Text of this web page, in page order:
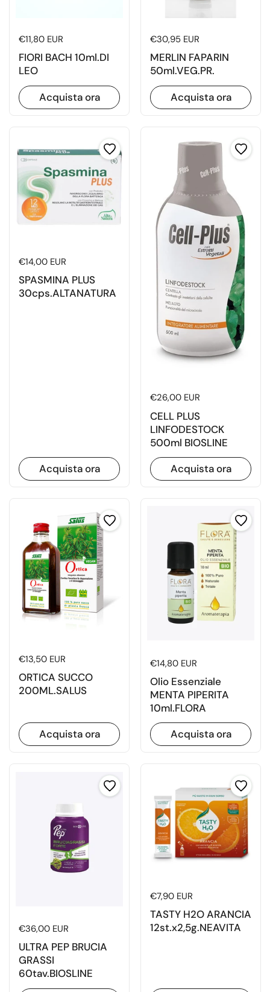
Prezzo di listino
€11,80 EUR
FIORI BACH 10ml.DI
LEO
Acquista ora
Prezzo di listino
€30,95 EUR
MERLIN FAPARIN
50ml.VEG.PR.
Acquista ora
Prezzo di listino
€14,00 EUR
SPASMINA PLUS
30cps.ALTANATURA
Acquista ora
Prezzo di listino
€26,00 EUR
CELL PLUS
LINFODESTOCK
500ml BIOSLINE
Acquista ora
Prezzo di listino
€13,50 EUR
ORTICA SUCCO
200ML.SALUS
Acquista ora
Prezzo di listino
€14,80 EUR
Olio Essenziale
MENTA PIPERITA
10ml.FLORA
Acquista ora
Prezzo di listino
€36,00 EUR
ULTRA PEP BRUCIA
GRASSI
60tav.BIOSLINE
Prezzo di listino
€7,90 EUR
TASTY H2O ARANCIA
12st.x2,5g.NEAVITA